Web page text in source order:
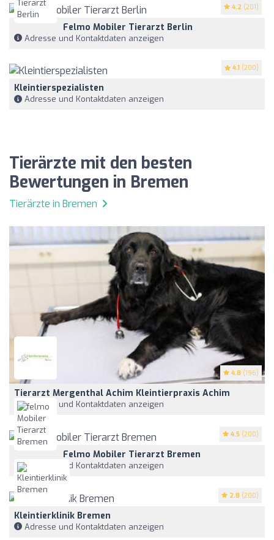
4.2 (201)
Felmo Mobiler Tierarzt Berlin
Adresse und Kontaktdaten anzeigen
4.1 (200)
Kleintierspezialisten
Adresse und Kontaktdaten anzeigen
Tierärzte mit den besten
Bewertungen in Bremen
Tierärzte in Bremen
4.8 (196)
Tierarzt Mergenthal Achim Kleintierpraxis Achim
Adresse und Kontaktdaten anzeigen
4.5 (200)
Felmo Mobiler Tierarzt Bremen
Adresse und Kontaktdaten anzeigen
2.8 (200)
Kleintierklinik Bremen
Adresse und Kontaktdaten anzeigen